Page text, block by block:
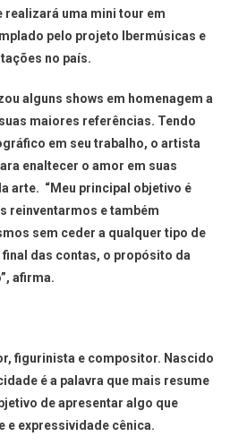
realizará uma mini tour em
pelo projeto Ibermúsicas e
no país.
alguns shows em homenagem a
maiores referências. Tendo
em seu trabalho, o artista
enaltecer o amor em suas
arte. “Meu principal objetivo é
reinventarmos e também
sem ceder a qualquer tipo de
das contas, o propósito da
afirma.
figurinista e compositor. Nascido
é a palavra que mais resume
de apresentar algo que
e expressividade cênica.